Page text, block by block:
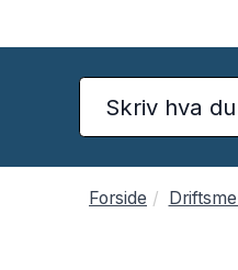
Forside